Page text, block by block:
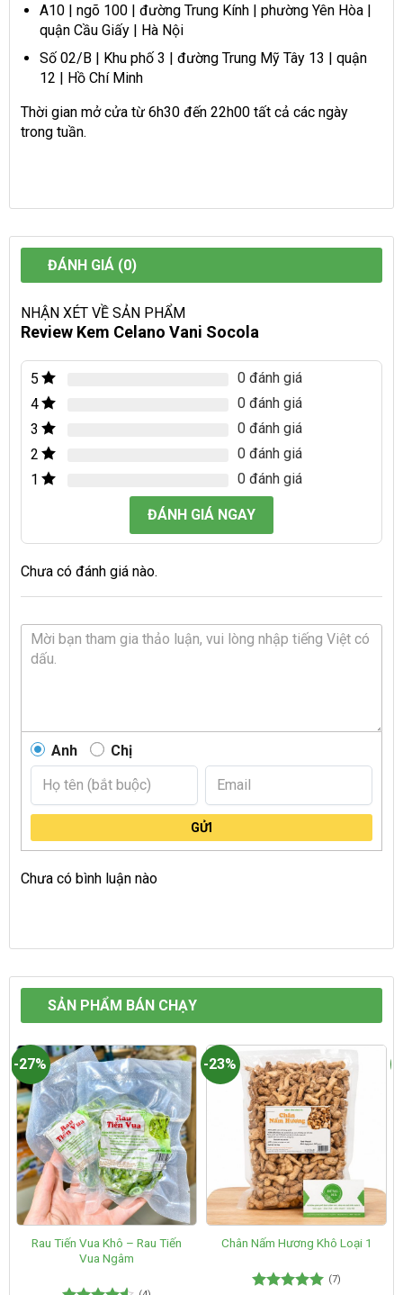
A10 | ngõ 100 | đường Trung Kính | phường Yên Hòa |
quận Cầu Giấy | Hà Nội
Số 02/B | Khu phố 3 | đường Trung Mỹ Tây 13 | quận
12 | Hồ Chí Minh
Thời gian mở cửa từ 6h30 đến 22h00 tất cả các ngày
trong tuần.
ĐÁNH GIÁ (0)
NHẬN XÉT VỀ SẢN PHẨM
Review Kem Celano Vani Socola
5
0 đánh giá
4
0 đánh giá
3
0 đánh giá
2
0 đánh giá
1
0 đánh giá
ĐÁNH GIÁ NGAY
Chưa có đánh giá nào.
Anh Chị
GỬI
Chưa có bình luận nào
SẢN PHẨM BÁN CHẠY
-27%
Rau Tiến Vua Khô – Rau Tiến
Vua Ngâm
-23%
Chân Nấm Hương Khô Loại 1
(7)